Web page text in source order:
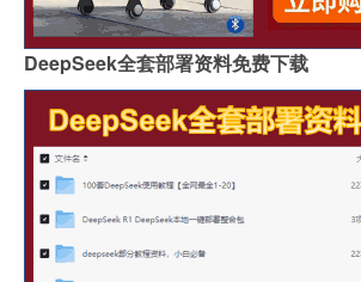
DeepSeek全套部署资料免费下载